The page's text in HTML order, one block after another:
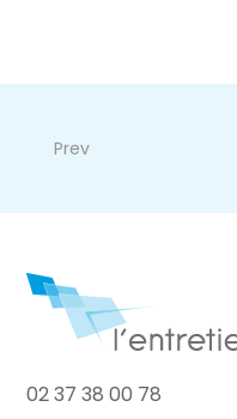
Prev
02 37 38 00 78